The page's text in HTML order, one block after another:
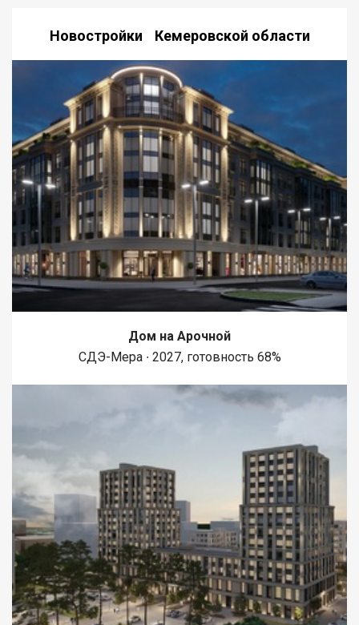
Новостройки Кемеровской области
Дом на Арочной
СДЭ-Мера ∙ 2027, готовность 68%